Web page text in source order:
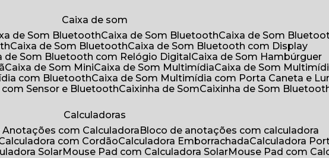
Caixa de som
de Som Bluetooth Caixa de Som Bluetooth
Caixa de Som
Caixa de Som Bluetooth
Caixa de Som Bluetooth com Display
de Som Bluetooth com Relógio Digital
Caixa de Som Hambúrguer
Caixa de Som Mini Caixa de Som Multimídia
Caixa de Som
com Bluetooth
Caixa de Som Multimídia com Porta Caneta e
com Sensor e Bluetooth Caixinha de Som
Caixinha de Som
Calculadoras
Anotações com Calculadora
Bloco de anotações com calculadora
Calculadora com Cordão Calculadora Emborrachada
Calculadora
Solar Mouse Pad com Calculadora Solar
Mouse Pad com